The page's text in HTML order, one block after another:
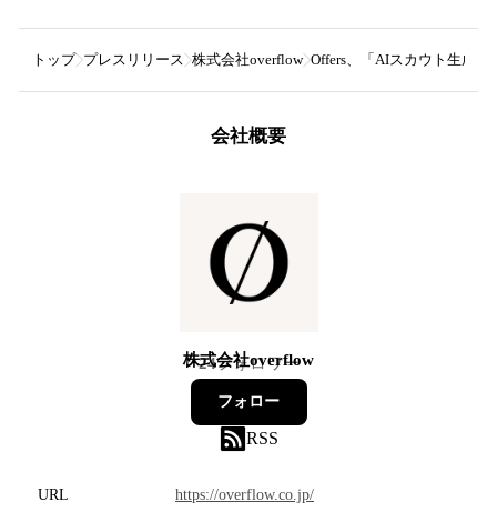
トップ プレスリリース 株式会社overflow Offers、「AIスカウト生成
会社概要
株式会社overflow
24フォロワー
フォロー
RSS
URL
https://overflow.co.jp/